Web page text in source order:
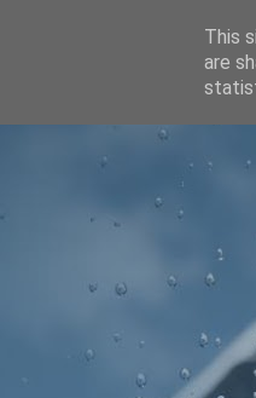
This
are